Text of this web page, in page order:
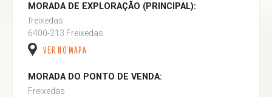
MORADA DE EXPLORAÇÃO (PRINCIPAL):
freixedas
6400-213 Freixedas
VER NO MAPA
MORADA DO PONTO DE VENDA:
Freixedas